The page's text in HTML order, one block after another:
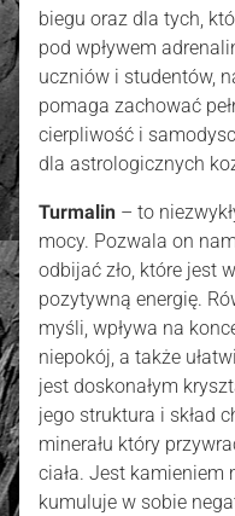
biegu oraz dla tych,
pod wpływem
uczniów i studentów,
pomaga zachować
cierpliwość i
dla astrologicznych
Turmalin – to
mocy. Pozwala on
odbijać zło, które jest
pozytywną energię.
myśli, wpływa na
niepokój, a także
jest doskonałym
jego struktura i skład
minerału który
ciała. Jest kamieniem
kumuluje w sobie